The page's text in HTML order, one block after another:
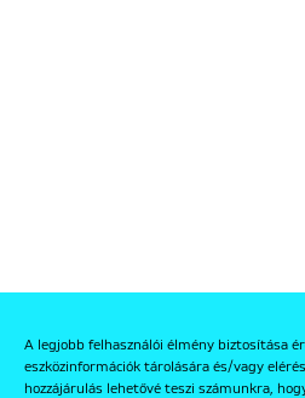
A legjobb felhasználói élmény biztosítása
eszközinformációk tárolására és/vagy
hozzájárulás lehetővé teszi számunkra,